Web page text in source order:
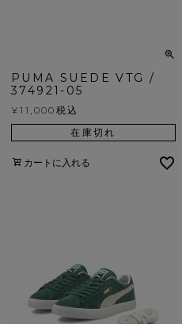
PUMA SUEDE VTG /
374921-05
¥11,000 税込
在庫切れ
カートに入れる